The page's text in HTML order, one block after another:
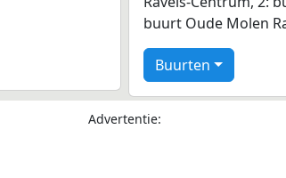
buurt Oude Molen
Buurten
Advertentie: